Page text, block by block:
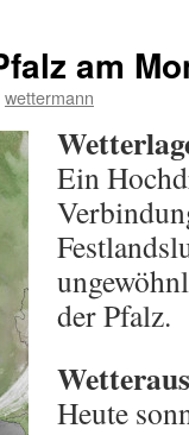
am
wettermann
Ein
der Pfalz.
Heute